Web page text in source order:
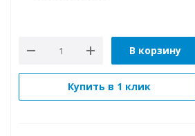
В корзину
Купить в 1 клик